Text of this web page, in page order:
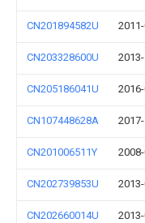
CN201894582U
CN203328600U
CN205186041U
CN107448628A
CN201006511Y
CN202739853U
CN202660014U